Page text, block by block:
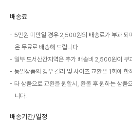
배송료
5만원 미만일 경우 2,500원의 배송료가 부과 되
은 무료로 배송해 드립니다.
일부 도서산간지역은 추가 배송비 2,500원이 부
동일상품의 경우 컬러 및 사이즈 교환은 1회에 한
타 상품으로 교환을 원할시, 환불 후 원하는 상품
니다.
배송기간/일정